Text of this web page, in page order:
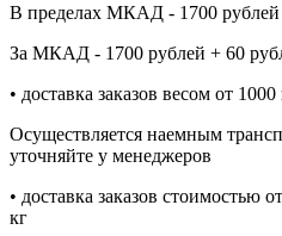
В пределах МКАД - 1700 рублей
За МКАД - 1700 рублей + 60
• доставка заказов весом от 1000
Осуществляется наемным
уточняйте у менеджеров
• доставка заказов стоимостью
кг